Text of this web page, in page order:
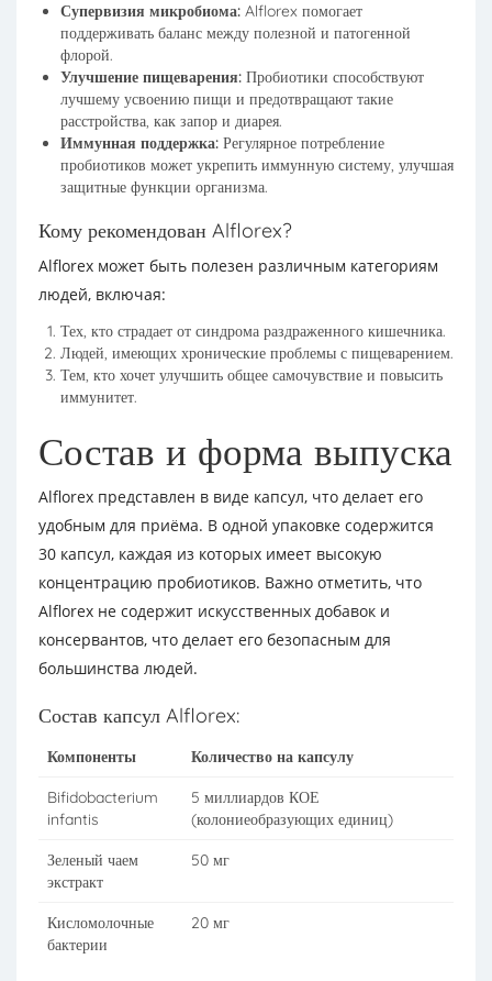
Супервизия микробиома: Alflorex помогает
поддерживать баланс между полезной и патогенной
флорой.
Улучшение пищеварения: Пробиотики способствуют
лучшему усвоению пищи и предотвращают такие
расстройства, как запор и диарея.
Иммунная поддержка: Регулярное потребление
пробиотиков может укрепить иммунную систему, улучшая
защитные функции организма.
Кому рекомендован Alflorex?
Alflorex может быть полезен различным категориям
людей, включая:
Тех, кто страдает от синдрома раздраженного кишечника.
Людей, имеющих хронические проблемы с пищеварением.
Тем, кто хочет улучшить общее самочувствие и повысить
иммунитет.
Состав и форма выпуска
Alflorex представлен в виде капсул, что делает его
удобным для приёма. В одной упаковке содержится
30 капсул, каждая из которых имеет высокую
концентрацию пробиотиков. Важно отметить, что
Alflorex не содержит искусственных добавок и
консервантов, что делает его безопасным для
большинства людей.
Состав капсул Alflorex:
Компоненты Количество на капсулу
Bifidobacterium
infantis
5 миллиардов КОЕ
(колониеобразующих единиц)
Зеленый чаем
экстракт
50 мг
Кисломолочные
бактерии
20 мг